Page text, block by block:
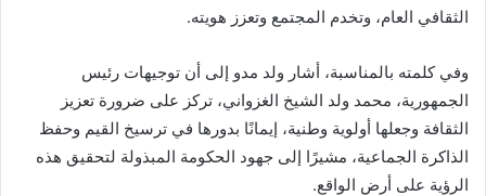
الثقافي العام، وتخدم المجتمع وتعزز هويته.
وفي كلمته بالمناسبة، أشار ولد مدو إلى أن توجيهات رئيس
الجمهورية، محمد ولد الشيخ الغزواني، تركز على ضرورة تعزيز
الثقافة وجعلها أولوية وطنية، إيمانًا بدورها في ترسيخ القيم وحفظ
الذاكرة الجماعية، مشيرًا إلى جهود الحكومة المبذولة لتحقيق هذه
الرؤية على أرض الواقع.